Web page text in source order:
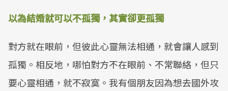
以為結婚就可以不孤獨，其實卻更孤獨
對方就在眼前，但彼此心靈無法相通，就會讓人感到
孤獨。相反地，哪怕對方不在眼前、不常聯絡，但只
要心靈相通，就不寂寞。我有個朋友因為想去國外攻